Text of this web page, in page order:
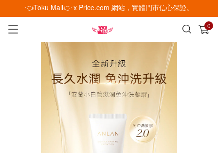
👈Toku Mall👉 x Price.com 網站，實體門市信心保證。
0
已加入購物車 查看